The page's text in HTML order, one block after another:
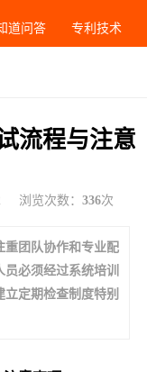
道问答 专利技术
流程与注意
浏览次数： 336次
重团队协作和专业配
必须经过系统培训
定期检查制度特别